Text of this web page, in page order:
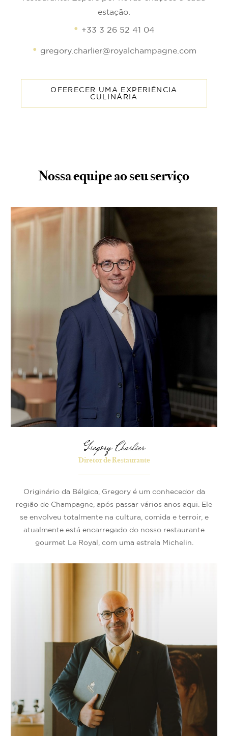
estação.
+33 3 26 52 41 04
gregory.charlier@royalchampagne.com
OFERECER UMA EXPERIÊNCIA
CULINÁRIA
Nossa equipe ao seu serviço
Gregory Charlier
Diretor de Restaurante
Originário da Bélgica, Gregory é um conhecedor da
região de Champagne, após passar vários anos aqui. Ele
se envolveu totalmente na cultura, comida e terroir, e
atualmente está encarregado do nosso restaurante
gourmet Le Royal, com uma estrela Michelin.